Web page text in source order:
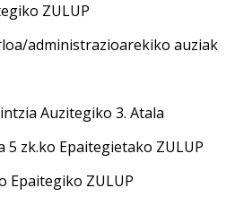
ZULUP
administrazioarekiko auziak
Auzitegiko 3. Atala
zk.ko Epaitegietako ZULUP
Epaitegiko ZULUP